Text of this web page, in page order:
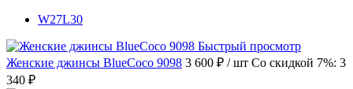
W27L30
Быстрый просмотр
Женские джинсы BlueCoco 9098 3 600 ₽ / шт Со скидкой 7%: 3
340 ₽